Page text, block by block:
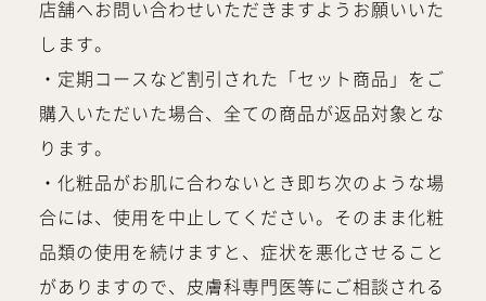
店舗へお問い合わせいただきますようお願いいた
します。
・定期コースなど割引された「セット商品」をご
購入いただいた場合、全ての商品が返品対象とな
ります。
・化粧品がお肌に合わないとき即ち次のような場
合には、使用を中止してください。そのまま化粧
品類の使用を続けますと、症状を悪化させること
がありますので、皮膚科専門医等にご相談される